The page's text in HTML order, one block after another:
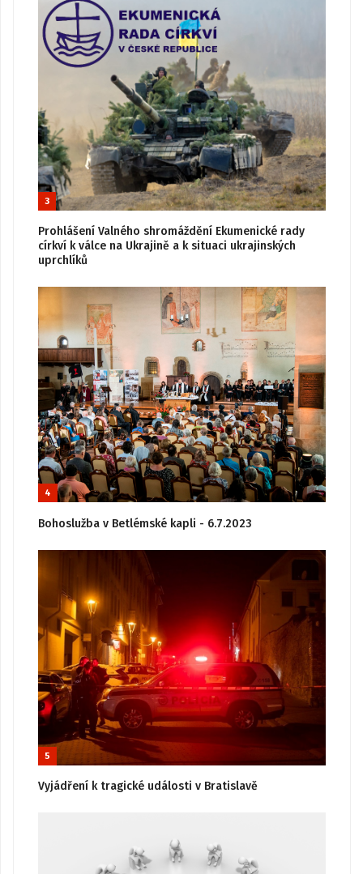
3
Prohlášení Valného shromáždění Ekumenické rady
církví k válce na Ukrajině a k situaci ukrajinských
uprchlíků
4
Bohoslužba v Betlémské kapli - 6.7.2023
5
Vyjádření k tragické události v Bratislavě